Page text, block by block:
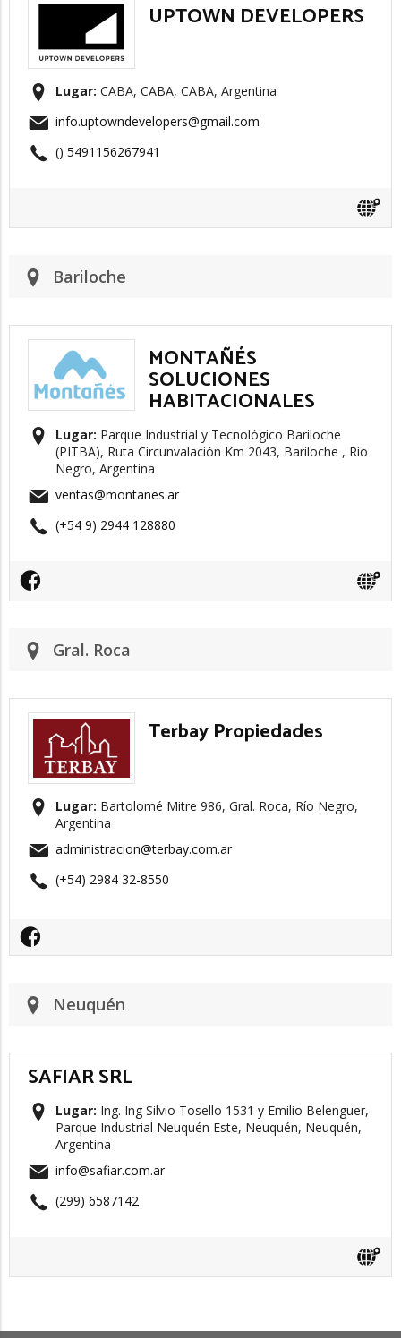
UPTOWN DEVELOPERS
Lugar: CABA, CABA, CABA, Argentina
info.uptowndevelopers@gmail.com
() 5491156267941
Bariloche
MONTAÑÉS
SOLUCIONES
HABITACIONALES
Lugar: Parque Industrial y Tecnológico Bariloche
(PITBA), Ruta Circunvalación Km 2043, Bariloche , Rio
Negro, Argentina
ventas@montanes.ar
(+54 9) 2944 128880
Gral. Roca
Terbay Propiedades
Lugar: Bartolomé Mitre 986, Gral. Roca, Río Negro,
Argentina
administracion@terbay.com.ar
(+54) 2984 32-8550
Neuquén
SAFIAR SRL
Lugar: Ing. Ing Silvio Tosello 1531 y Emilio Belenguer,
Parque Industrial Neuquén Este, Neuquén, Neuquén,
Argentina
info@safiar.com.ar
(299) 6587142